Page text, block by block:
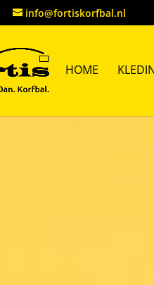
info@fortiskorfbal.nl
HOME